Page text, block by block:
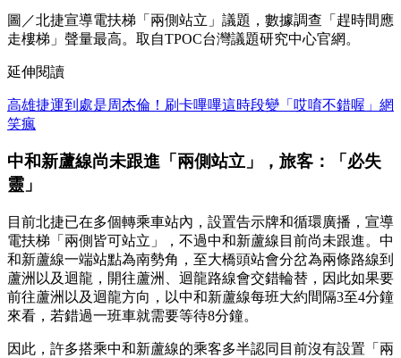
圖／北捷宣導電扶梯「兩側站立」議題，數據調查「趕時間應
走樓梯」聲量最高。取自TPOC台灣議題研究中心官網。
延伸閱讀
高雄捷運到處是周杰倫！刷卡嗶嗶這時段變「哎唷不錯喔」網
笑瘋
中和新蘆線尚未跟進「兩側站立」，旅客：「必失
靈」
目前北捷已在多個轉乘車站內，設置告示牌和循環廣播，宣導
電扶梯「兩側皆可站立」，不過中和新蘆線目前尚未跟進。中
和新蘆線一端站點為南勢角，至大橋頭站會分岔為兩條路線到
蘆洲以及迴龍，開往蘆洲、迴龍路線會交錯輪替，因此如果要
前往蘆洲以及迴龍方向，以中和新蘆線每班大約間隔3至4分鐘
來看，若錯過一班車就需要等待8分鐘。
因此，許多搭乘中和新蘆線的乘客多半認同目前沒有設置「兩